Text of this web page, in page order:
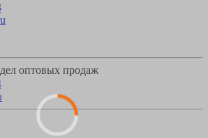
оптовых продаж